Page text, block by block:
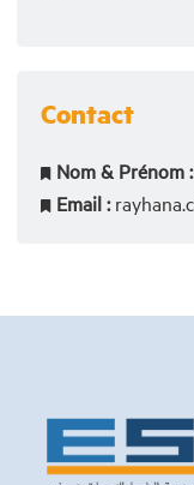
Contact
Nom & Prénom :
Email :